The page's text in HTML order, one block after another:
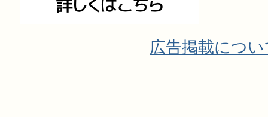
広告掲載につ